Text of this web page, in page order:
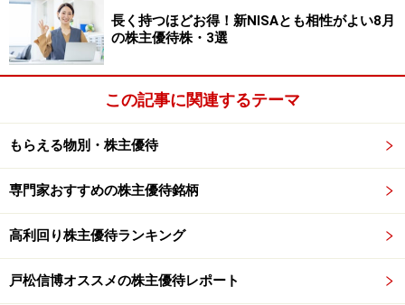
【予想PER】 12.9倍
【今期予想現金配当（1株あたり）】 49円
【株主優待権利確定月】 4月20日、10月20日
【優待内容】ジェフグルメカード
1000円相当のジェフグルメカード
※18年10月20日以降に起算して2年
以上継続保有の場合
第2位はオリバー（名証二部＜7959＞）です。業務用主
体の家具・インテリア大手企業です。
今回は100株を購入し、ジェフグルメカード1000円分を
長く持つほどお得！新NISAとも相性がよい8月
の株主優待株・3選
この記事に関連するテーマ
もらえる物別・株主優待
専門家おすすめの株主優待銘柄
高利回り株主優待ランキング
戸松信博オススメの株主優待レポート